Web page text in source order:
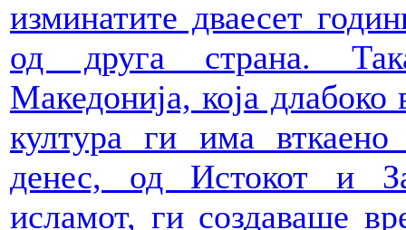
изминатите дваесет
од друга страна.
Македонија, која длабоко
култура ги има
денес, од Истокот и
исламот, ги создаваше